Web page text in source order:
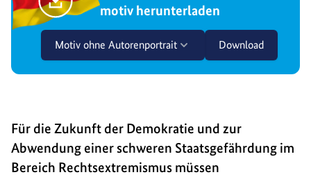
motiv herunterladen
Motiv ohne Autorenportrait Download
Für die Zukunft der Demokratie und zur
Abwendung einer schweren Staatsgefährdung im
Bereich Rechtsextremismus müssen